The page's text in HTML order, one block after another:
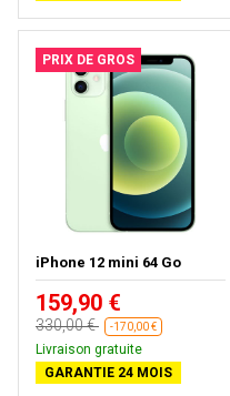
PRIX DE GROS
iPhone 12 mini 64 Go
159,90 €
330,00 € -170,00 €
Livraison gratuite
GARANTIE 24 MOIS